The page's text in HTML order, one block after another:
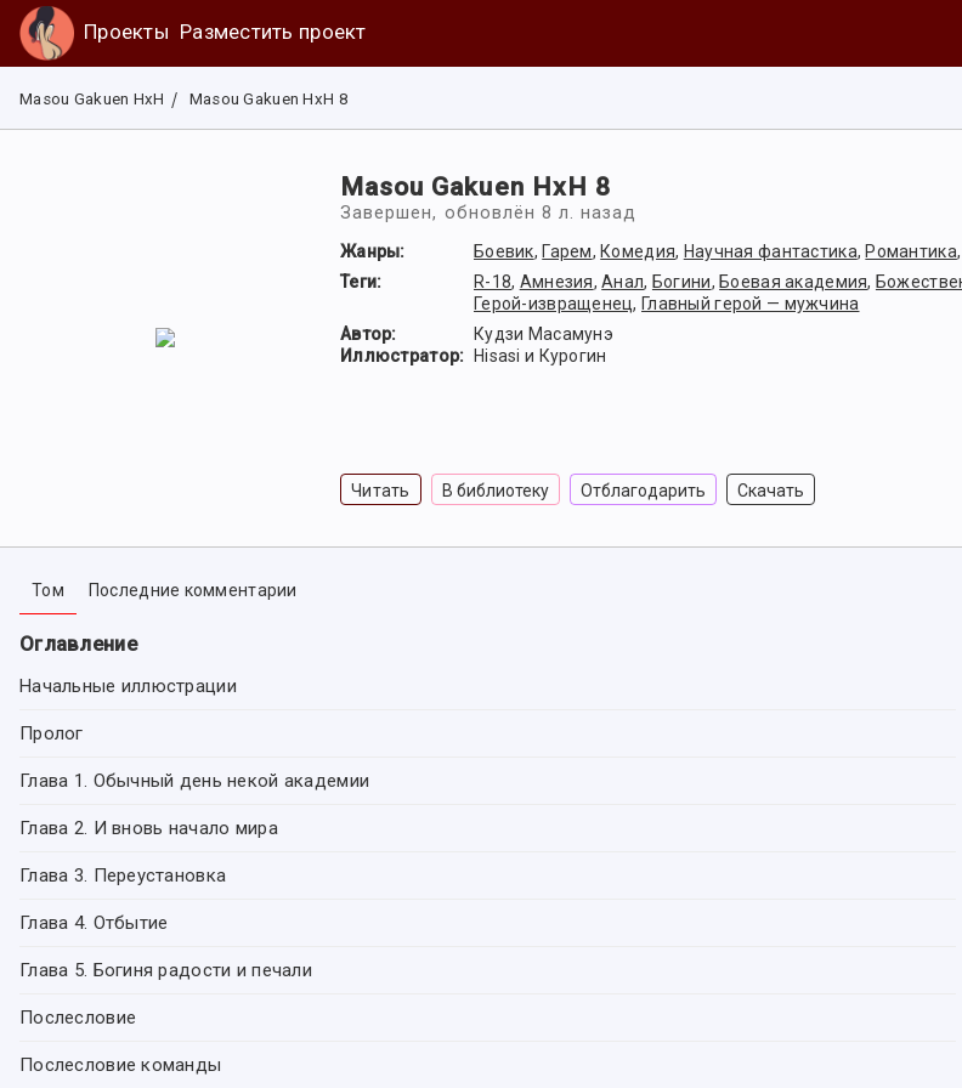
Проекты Разместить проект
Masou Gakuen HxH Masou Gakuen HxH 8
Masou Gakuen HxH 8
Завершен, обновлён 8 л. назад
Жанры: Боевик, Гарем, Комедия, Научная фантастика, Романтика
Теги:
R-18, Амнезия,Анал, Богини, Боевая академия,
Герой-извращенец, Главный герой — мужчина
Автор:
Кудзи Масамунэ
Иллюстратор:
Hisasi и Курогин
Читать В библиотеку Отблагодарить Скачать
Том Последние комментарии
Оглавление
Начальные иллюстрации
Пролог
Глава 1. Обычный день некой академии
Глава 2. И вновь начало мира
Глава 3. Переустановка
Глава 4. Отбытие
Глава 5. Богиня радости и печали
Послесловие
Послесловие команды